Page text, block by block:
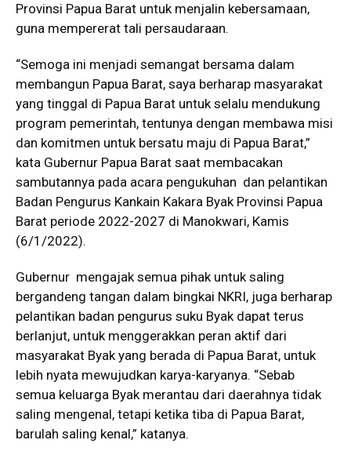
Provinsi Papua Barat untuk menjalin kebersamaan,
guna mempererat tali persaudaraan.
“Semoga ini menjadi semangat bersama dalam
membangun Papua Barat, saya berharap masyarakat
yang tinggal di Papua Barat untuk selalu mendukung
program pemerintah, tentunya dengan membawa misi
dan komitmen untuk bersatu maju di Papua Barat,”
kata Gubernur Papua Barat saat membacakan
sambutannya pada acara pengukuhan dan pelantikan
Badan Pengurus Kankain Kakara Byak Provinsi Papua
Barat periode 2022-2027 di Manokwari, Kamis
(6/1/2022).
Gubernur mengajak semua pihak untuk saling
bergandeng tangan dalam bingkai NKRI, juga berharap
pelantikan badan pengurus suku Byak dapat terus
berlanjut, untuk menggerakkan peran aktif dari
masyarakat Byak yang berada di Papua Barat, untuk
lebih nyata mewujudkan karya-karyanya. “Sebab
semua keluarga Byak merantau dari daerahnya tidak
saling mengenal, tetapi ketika tiba di Papua Barat,
barulah saling kenal,” katanya.